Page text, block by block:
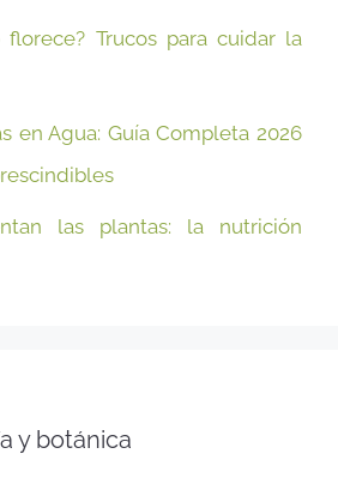
florece? Trucos para cuidar la
en Agua: Guía Completa 2026
las plantas: la nutrición
y botánica